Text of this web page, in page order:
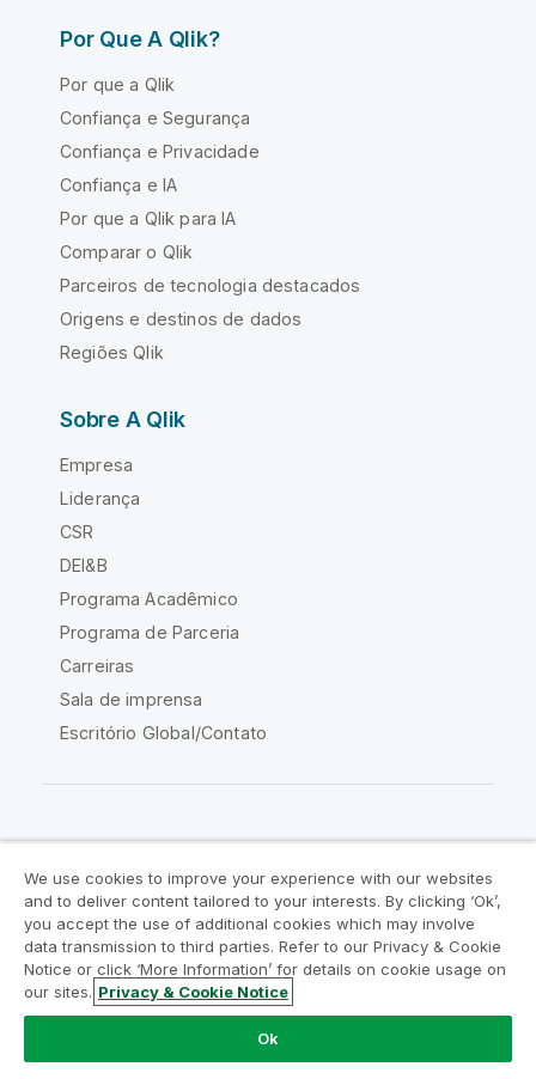
Por Que A Qlik?
Por que a Qlik
Confiança e Segurança
Confiança e Privacidade
Confiança e IA
Por que a Qlik para IA
Comparar o Qlik
Parceiros de tecnologia destacados
Origens e destinos de dados
Regiões Qlik
Sobre A Qlik
Empresa
Liderança
CSR
DEI&B
Programa Acadêmico
Programa de Parceria
Carreiras
Sala de imprensa
Escritório Global/Contato
Acordos legais
Termos do produto
Legal Policies
Políticas Legais
Termos de uso
Marcas comerciais
Do Not Share My Info
Copyright © 1993-2026 QlikTech International AB. Todos os
We use cookies to improve your experience with our websites
and to deliver content tailored to your interests. By clicking ‘Ok’,
you accept the use of additional cookies which may involve
data transmission to third parties. Refer to our Privacy & Cookie
Notice or click ‘More Information’ for details on cookie usage on
our sites. Privacy & Cookie Notice
Ok